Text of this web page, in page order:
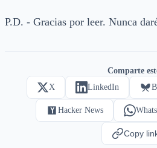
P.D. - Gracias por leer. Nunca
Comparte
X
LinkedIn
Hacker News
Copy